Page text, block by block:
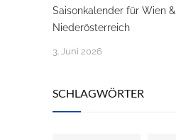
Saisonkalender für Wien &
Niederösterreich
3. Juni 2026
SCHLAGWÖRTER